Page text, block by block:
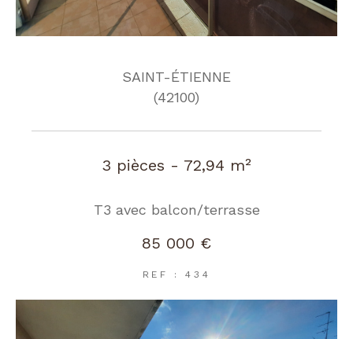
SAINT-ÉTIENNE
(42100)
3 pièces - 72,94 m²
T3 avec balcon/terrasse
85 000 €
REF : 434